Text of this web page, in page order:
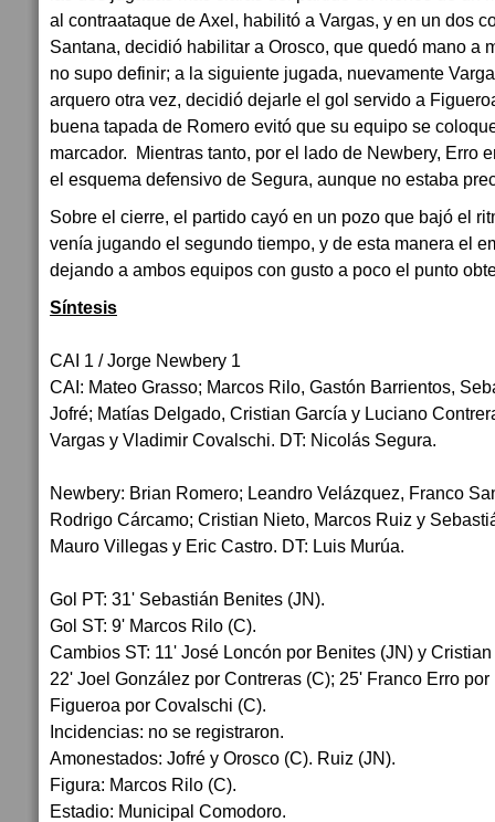
al contraataque de Axel, habilitó a Vargas, y en un dos
Santana, decidió habilitar a Orosco, que quedó mano a
no supo definir; a la siguiente jugada, nuevamente
arquero otra vez, decidió dejarle el gol servido a
buena tapada de Romero evitó que su equipo se
marcador. Mientras tanto, por el lado de Newbery, Erro
el esquema defensivo de Segura, aunque no estaba
Sobre el cierre, el partido cayó en un pozo que bajó el
venía jugando el segundo tiempo, y de esta manera el
dejando a ambos equipos con gusto a poco el punto
Síntesis
CAI 1 / Jorge Newbery 1
CAI: Mateo Grasso; Marcos Rilo, Gastón Barrientos,
Jofré; Matías Delgado, Cristian García y Luciano
Vargas y Vladimir Covalschi. DT: Nicolás Segura.
Newbery: Brian Romero; Leandro Velázquez, Franco
Rodrigo Cárcamo; Cristian Nieto, Marcos Ruiz y
Mauro Villegas y Eric Castro. DT: Luis Murúa.
Gol PT: 31' Sebastián Benites (JN).
Gol ST: 9' Marcos Rilo (C).
Cambios ST: 11' José Loncón por Benites (JN) y
22' Joel González por Contreras (C); 25' Franco Erro
Figueroa por Covalschi (C).
Incidencias: no se registraron.
Amonestados: Jofré y Orosco (C). Ruiz (JN).
Figura: Marcos Rilo (C).
Estadio: Municipal Comodoro.